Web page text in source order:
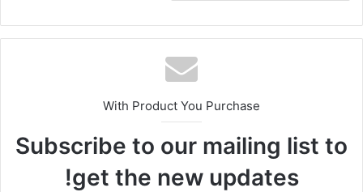
With Product You Purchase
Subscribe to our mailing list to
get the new updates!